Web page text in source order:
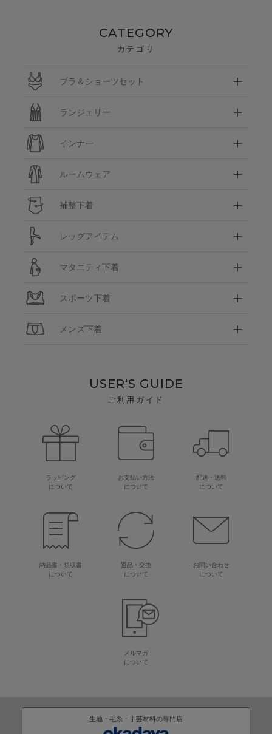
CATEGORY
カテゴリ
ブラ＆ショーツセット
ランジェリー
インナー
ルームウェア
補整下着
レッグアイテム
マタニティ下着
スポーツ下着
メンズ下着
USER'S GUIDE
ご利用ガイド
ラッピング
について
お支払い方法
について
配送・送料
について
納品書・領収書
について
返品・交換
について
お問い合わせ
について
メルマガ
について
生地・毛糸・手芸材料の専門店